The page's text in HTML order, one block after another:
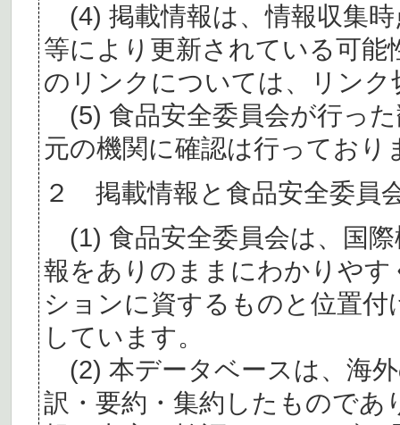
(4) 掲載情報は、情報収集
等により更新されている可
のリンクについては、リン
(5) 食品安全委員会が行っ
元の機関に確認は行っており
２ 掲載情報と食品安全委員
(1) 食品安全委員会は、国
報をありのままにわかりや
ションに資するものと位置
しています。
(2) 本データベースは、海
訳・要約・集約したものであ